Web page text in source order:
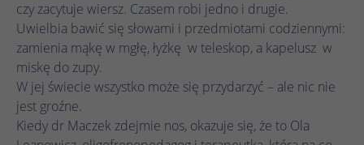
czy zacytuje wiersz. Czasem robi jedno i drugie.
Uwielbia bawić się słowami i przedmiotami codziennymi:
zamienia mąkę w mgłę, łyżkę w teleskop, a kapelusz w
miskę do zupy.
W jej świecie wszystko może się przydarzyć – ale nic nie
jest groźne.
Kiedy dr Maczek zdejmie nos, okazuje się, że to Ola
Nazwa SgCookieOptin.lastPreferences
Dostawca
Czas
trwania
Zamiar
Plik cookie _ga, instalowany przez Google
Analytics, oblicza dane dotyczące
odwiedzających, sesji i kampanii, a także
raportu analitycznego witryny. Plik cookie
przypisuje losowo wygenerowany numer w
Dostawca Meta Pixel
Czas
trwania
3 miesiące
Zamiar
przechowywania i śledzenia interakcji.